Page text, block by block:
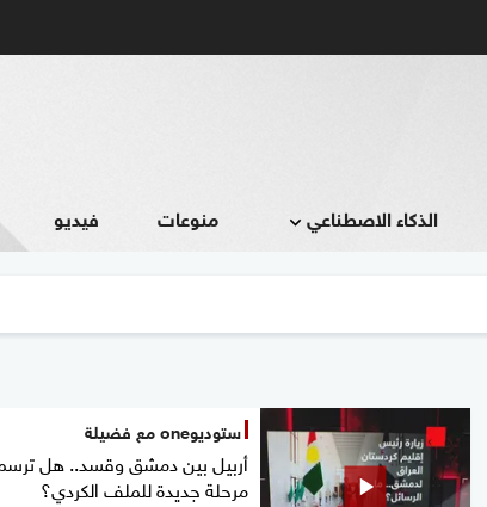
الذكاء الاصطناعي منوعات فيديو
ستوديوone مع فضيلة
أربيل بين دمشق وقسد.. هل
مرحلة جديدة للملف الكردي؟